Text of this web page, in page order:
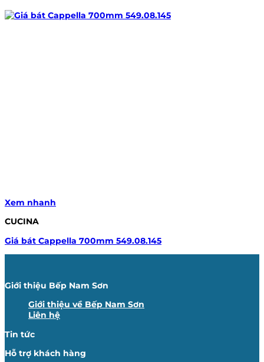
Xem nhanh
CUCINA
Giá bát Cappella 700mm 549.08.145
Giới thiệu Bếp Nam Sơn
Giới thiệu về Bếp Nam Sơn
Liên hệ
Tin tức
Hỗ trợ khách hàng